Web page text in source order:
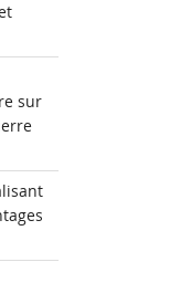
sur